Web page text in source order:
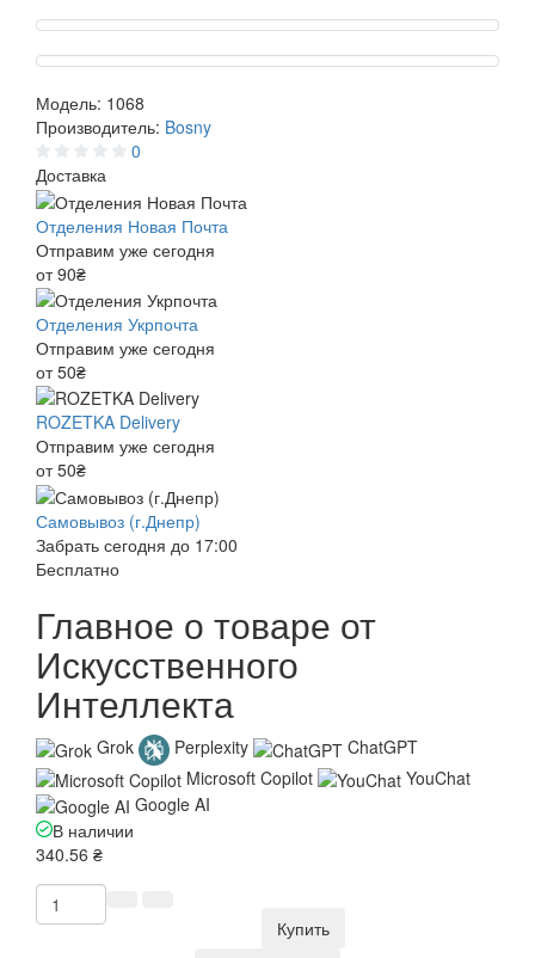
Модель: 1068
Производитель: Bosny
0
Доставка
Отделения Новая Почта
Отправим уже сегодня
от 90₴
Отделения Укрпочта
Отправим уже сегодня
от 50₴
ROZETKA Delivery
Отправим уже сегодня
от 50₴
Самовывоз (г.Днепр)
Забрать сегодня до 17:00
Бесплатно
Главное о товаре от
Искусственного
Интеллекта
Grok Perplexity
ChatGPT
Microsoft Copilot
YouChat
Google AI
В наличии
340.56 ₴
Купить